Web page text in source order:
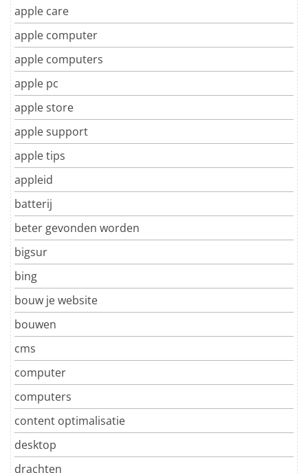
apple care
apple computer
apple computers
apple pc
apple store
apple support
apple tips
appleid
batterij
beter gevonden worden
bigsur
bing
bouw je website
bouwen
cms
computer
computers
content optimalisatie
desktop
drachten